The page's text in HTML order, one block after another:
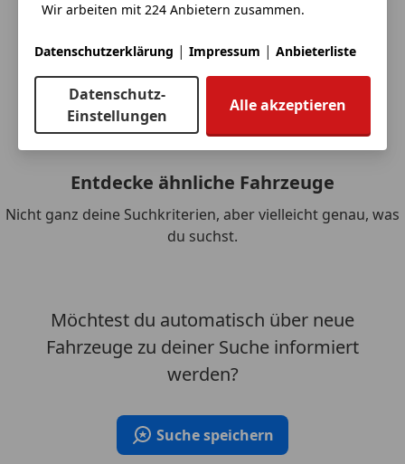
Suche speichern
Entdecke ähnliche Fahrzeuge
Nicht ganz deine Suchkriterien, aber vielleicht genau, was
du suchst.
Möchtest du automatisch über neue
Fahrzeuge zu deiner Suche informiert
werden?
Suche speichern
Wir arbeiten mit 224 Anbietern zusammen.
Datenschutzerklärung | Impressum | Anbieterliste
Datenschutz-
Einstellungen
Alle akzeptieren